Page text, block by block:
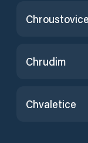
Chroustovice
Chrudim
Chvaletice